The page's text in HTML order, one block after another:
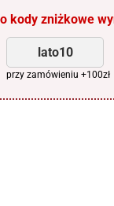
kody zniżkowe
lato10
przy zamówieniu +100zł